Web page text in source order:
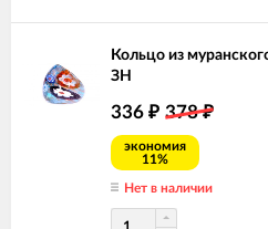
Кольцо из
ЗН
336 ₽ 378₽
экономия
11%
Нет в наличии